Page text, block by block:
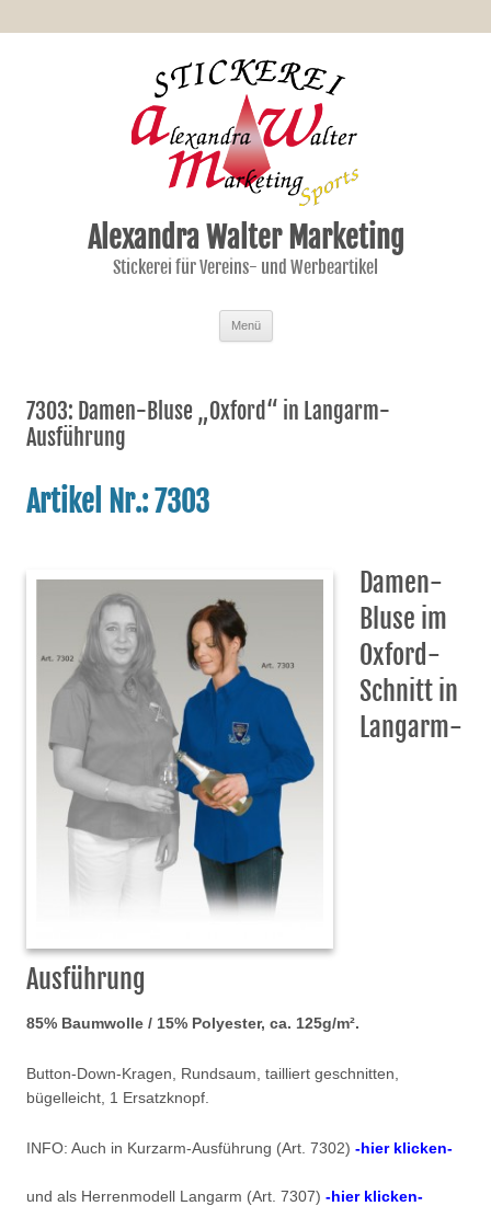
Alexandra Walter Marketing
Stickerei für Vereins- und Werbeartikel
Menü
7303: Damen-Bluse „Oxford“ in Langarm-
Ausführung
Artikel Nr.: 7303
Damen-
Bluse im
Oxford-
Schnitt in
Langarm-
Ausführung
85% Baumwolle / 15% Polyester, ca. 125g/m².
Button-Down-Kragen, Rundsaum, tailliert geschnitten,
bügelleicht, 1 Ersatzknopf.
INFO: Auch in Kurzarm-Ausführung (Art. 7302) -hier klicken-
und als Herrenmodell Langarm (Art. 7307) -hier klicken-